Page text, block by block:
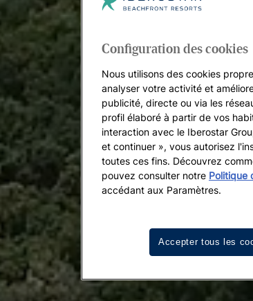
Configuration des cookies
Nous utilisons des cookies
analyser votre activité et
publicité, directe ou via les
profil élaboré à partir de vos
interaction avec le Iberostar
et continuer », vous autorisez
toutes ces fins. Découvrez
pouvez consulter notre Politique
accédant aux Paramètres.
Accepter tous les